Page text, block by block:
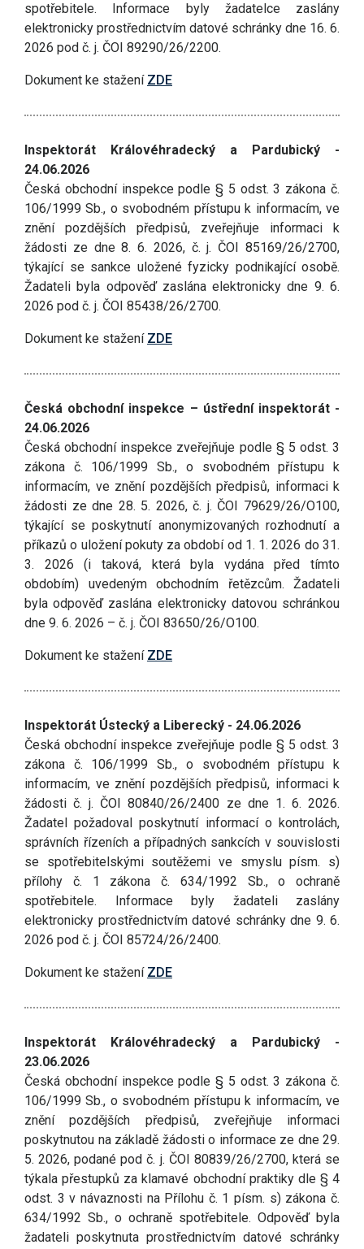
spotřebitele. Informace byly žadatelce zaslány
elektronicky prostřednictvím datové schránky dne 16. 6.
2026 pod č. j. ČOI 89290/26/2200.
Dokument ke stažení ZDE
Inspektorát Královéhradecký a Pardubický -
24.06.2026
Česká obchodní inspekce podle § 5 odst. 3 zákona č.
106/1999 Sb., o svobodném přístupu k informacím, ve
znění pozdějších předpisů, zveřejňuje informaci k
žádosti ze dne 8. 6. 2026, č. j. ČOI 85169/26/2700,
týkající se sankce uložené fyzicky podnikající osobě.
Žadateli byla odpověď zaslána elektronicky dne 9. 6.
2026 pod č. j. ČOI 85438/26/2700.
Dokument ke stažení ZDE
Česká obchodní inspekce – ústřední inspektorát -
24.06.2026
Česká obchodní inspekce zveřejňuje podle § 5 odst. 3
zákona č. 106/1999 Sb., o svobodném přístupu k
informacím, ve znění pozdějších předpisů, informaci k
žádosti ze dne 28. 5. 2026, č. j. ČOI 79629/26/O100,
týkající se poskytnutí anonymizovaných rozhodnutí a
příkazů o uložení pokuty za období od 1. 1. 2026 do 31.
3. 2026 (i taková, která byla vydána před tímto
obdobím) uvedeným obchodním řetězcům. Žadateli
byla odpověď zaslána elektronicky datovou schránkou
dne 9. 6. 2026 – č. j. ČOI 83650/26/O100.
Dokument ke stažení ZDE
Inspektorát Ústecký a Liberecký - 24.06.2026
Česká obchodní inspekce zveřejňuje podle § 5 odst. 3
zákona č. 106/1999 Sb., o svobodném přístupu k
informacím, ve znění pozdějších předpisů, informaci k
žádosti č. j. ČOI 80840/26/2400 ze dne 1. 6. 2026.
Žadatel požadoval poskytnutí informací o kontrolách,
správních řízeních a případných sankcích v souvislosti
se spotřebitelskými soutěžemi ve smyslu písm. s)
přílohy č. 1 zákona č. 634/1992 Sb., o ochraně
spotřebitele. Informace byly žadateli zaslány
elektronicky prostřednictvím datové schránky dne 9. 6.
2026 pod č. j. ČOI 85724/26/2400.
Dokument ke stažení ZDE
Inspektorát Královéhradecký a Pardubický -
23.06.2026
Česká obchodní inspekce podle § 5 odst. 3 zákona č.
106/1999 Sb., o svobodném přístupu k informacím, ve
znění pozdějších předpisů, zveřejňuje informaci
poskytnutou na základě žádosti o informace ze dne 29.
5. 2026, podané pod č. j. ČOI 80839/26/2700, která se
týkala přestupků za klamavé obchodní praktiky dle § 4
odst. 3 v návaznosti na Přílohu č. 1 písm. s) zákona č.
634/1992 Sb., o ochraně spotřebitele. Odpověď byla
žadateli poskytnuta prostřednictvím datové schránky